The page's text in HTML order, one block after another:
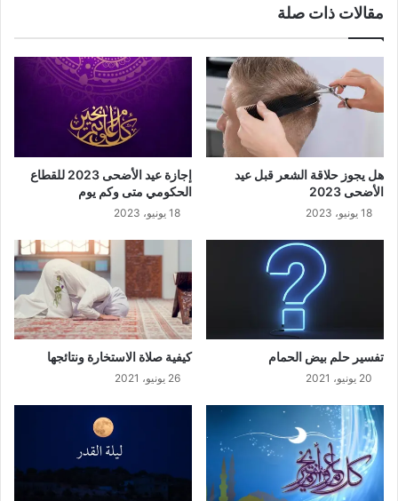
مقالات ذات صلة
هل يجوز حلاقة الشعر قبل عيد
الأضحى 2023
18 يونيو، 2023
إجازة عيد الأضحى 2023 للقطاع
الحكومي متى وكم يوم
18 يونيو، 2023
تفسير حلم بيض الحمام
20 يونيو، 2021
كيفية صلاة الاستخارة ونتائجها
26 يونيو، 2021